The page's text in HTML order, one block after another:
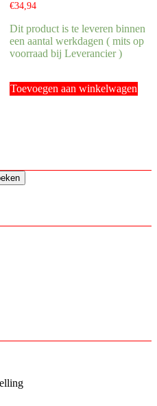
€34,94
Dit product is te leveren binnen
een aantal werkdagen ( mits op
voorraad bij Leverancier )
Toevoegen aan winkelwagen